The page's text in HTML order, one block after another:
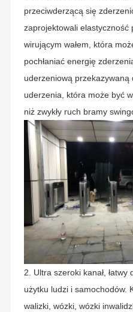
przeciwderzącą się
zaprojektowali elastyczność
wirującym wałem, która
pochłaniać energię
uderzeniową przekazywaną
uderzenia, która może być
niż zwykły ruch bramy
2. Ultra szeroki kanał,
użytku ludzi i samochodów.
walizki, wózki, wózki